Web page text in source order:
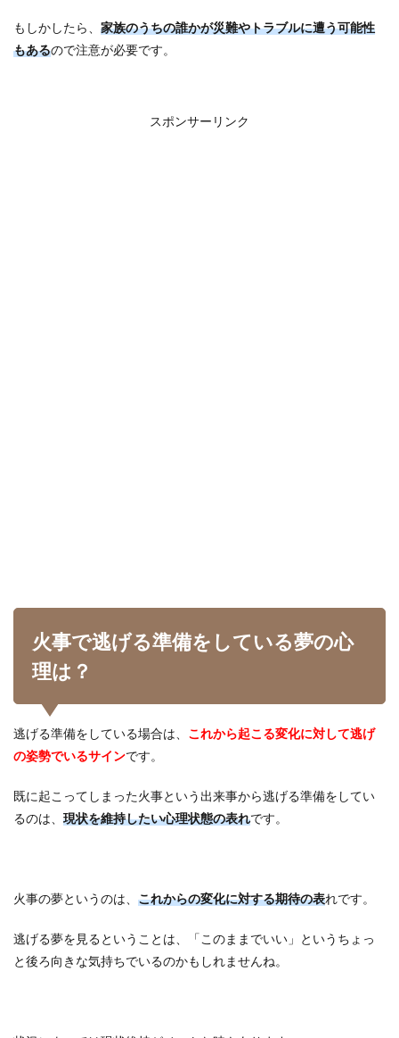
もしかしたら、 家族のうちの誰かが災難やトラブルに遭う可能性
もあるので注意が必要です。
スポンサーリンク
火事で逃げる準備をしている夢の心
理は？
逃げる準備をしている場合は、 これから起こる変化に対して逃げ
の姿勢でいるサインです。
既に起こってしまった火事という出来事から逃げる準備をしてい
るのは、 現状を維持したい心理状態の表れです。
火事の夢というのは、 これからの変化に対する期待の表れです。
逃げる夢を見るということは、「このままでいい」というちょっ
と後ろ向きな気持ちでいるのかもしれませんね。